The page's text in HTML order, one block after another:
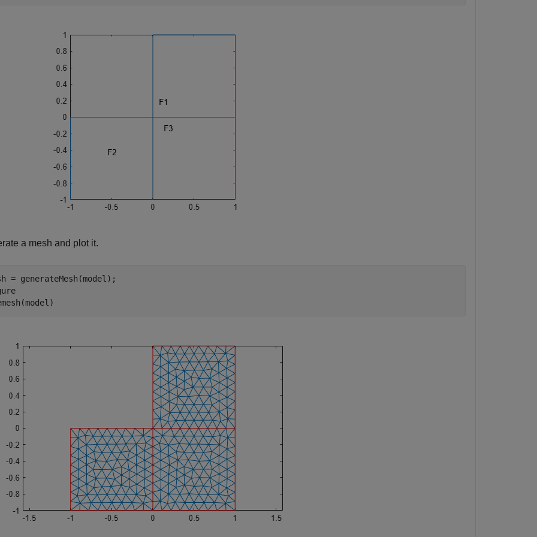
a mesh and plot it.
= generateMesh(model);